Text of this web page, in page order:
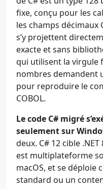
fixe, conçu pour les
les champs décimaux
s’y projettent
exacte et sans
qui utilisent la virgule
nombres demandent
pour reproduire le
COBOL.
Le code C# migré
seulement sur
deux. C# 12 cible
est multiplateforme
macOS, et se déploie
standard ou un